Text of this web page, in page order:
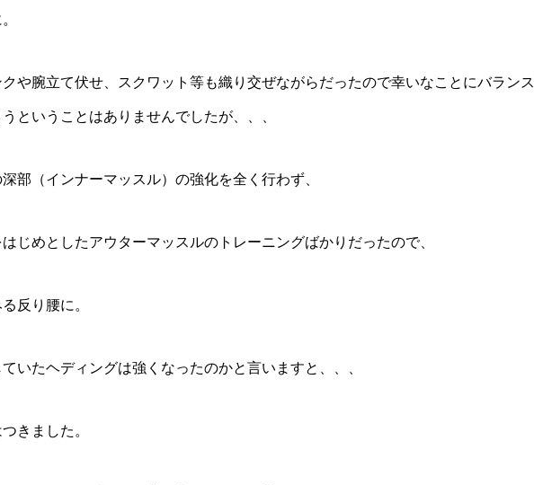
クや腕立て伏せ、スクワット等も織り交ぜながらだったので幸いなことにバラン
ということはありませんでしたが、、、
部（インナーマッスル）の強化を全く行わず、
じめとしたアウターマッスルのトレーニングばかりだったので、
反り腰に。
ていたヘディングは強くなったのかと言いますと、、、
きました。